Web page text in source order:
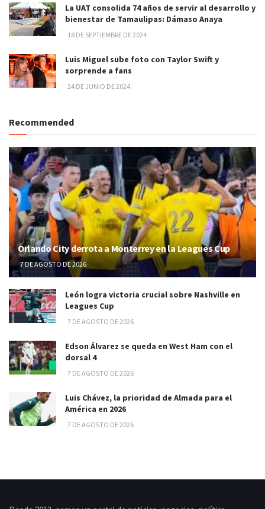
La UAT consolida 74 años de servir al desarrollo y
bienestar de Tamaulipas: Dámaso Anaya
18 DE SEPTIEMBRE DE 2024
Luis Miguel sube foto con Taylor Swift y
sorprende a fans
24 DE JUNIO DE 2024
Recommended
Orlando City derrota a Monterrey en la Leagues Cup
7 DE AGOSTO DE 2026
León logra victoria crucial sobre Nashville en
Leagues Cup
7 DE AGOSTO DE 2026
Edson Álvarez se queda en West Ham con el
dorsal 4
7 DE AGOSTO DE 2026
Luis Chávez, la prioridad de Almada para el
América en 2026
7 DE AGOSTO DE 2026